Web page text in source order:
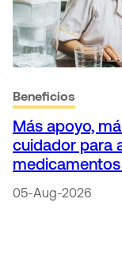
Beneficios
Más apoyo,
cuidador para
05-Aug-2026